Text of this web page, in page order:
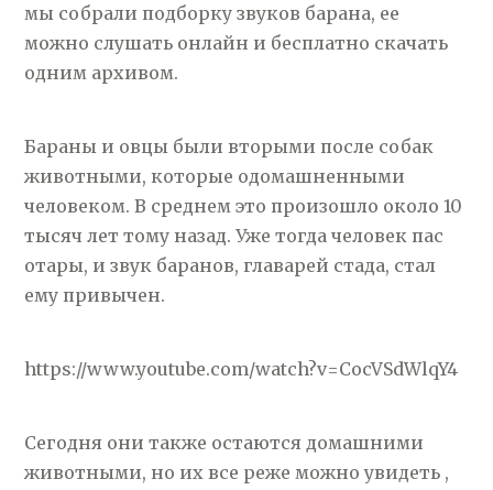
мы собрали подборку звуков барана, ее
можно слушать онлайн и бесплатно скачать
одним архивом.
Бараны и овцы были вторыми после собак
животными, которые одомашненными
человеком. В среднем это произошло около 10
тысяч лет тому назад. Уже тогда человек пас
отары, и звук баранов, главарей стада, стал
ему привычен.
https://www.youtube.com/watch?v=CocVSdWlqY4
Сегодня они также остаются домашними
животными, но их все реже можно увидеть ,